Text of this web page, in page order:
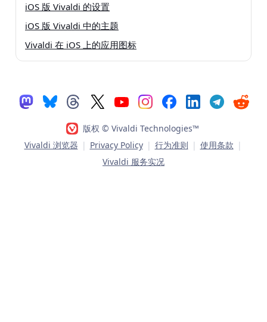
iOS 版 Vivaldi 的设置
iOS 版 Vivaldi 中的主题
Vivaldi 在 iOS 上的应用图标
版权 © Vivaldi Technologies™
Vivaldi 浏览器 | Privacy Policy | 行为准则 | 使用条款 |
Vivaldi 服务实况